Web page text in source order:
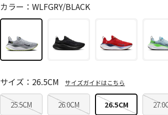
カラー：WLFGRY/BLACK
25.5CM 26.0CM 26.5CM
サイズ：26.5CM サイズガイドはこちら